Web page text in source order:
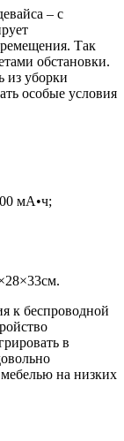
– с
Так
обстановки.
из уборки
особые условия
мА•ч;
к беспроводной
в
на низких